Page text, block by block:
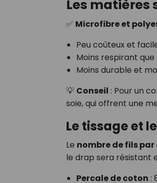
Les matières
✅ Microfibre et
Peu coûteux et
Moins respirant
Moins durable et
💡 Conseil : Pour un
soie, qui offrent une
Le tissage et
Le nombre de fils par
le drap sera résistant
Percale de coton :